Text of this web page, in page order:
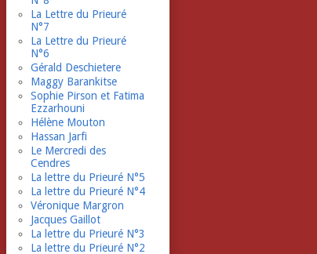
La Lettre du Prieuré
N°7
La Lettre du Prieuré
N°6
Gérald Deschietere
Maggy Barankitse
Sophie Pirson et Fatima
Ezzarhouni
Hélène Mouton
Hassan Jarfi
Le Mercredi des
Cendres
La lettre du Prieuré N°5
La lettre du Prieuré N°4
Véronique Margron
Jacques Gaillot
La lettre du Prieuré N°3
La lettre du Prieuré N°2